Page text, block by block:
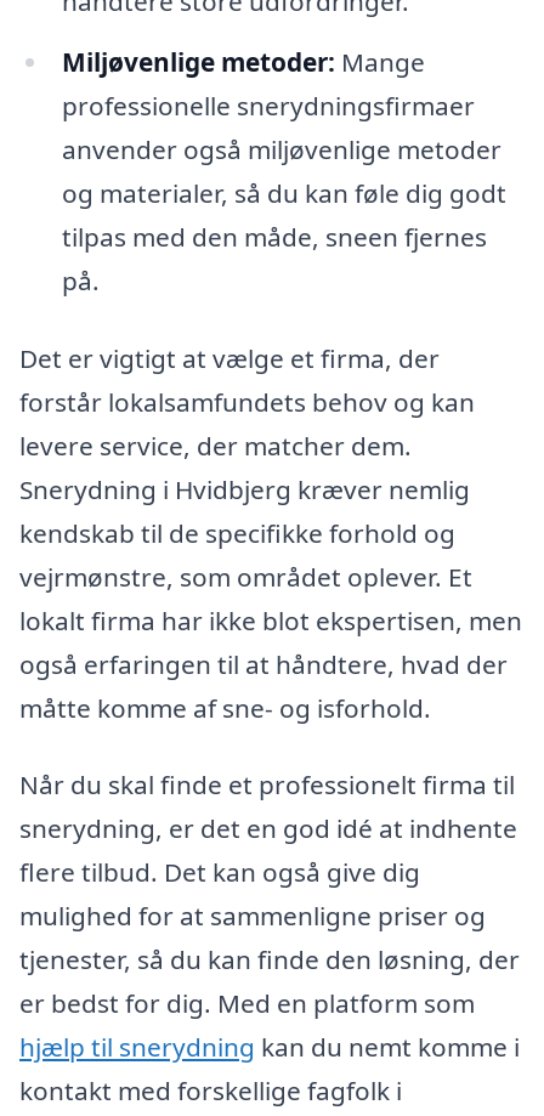
Miljøvenlige metoder: Mange
professionelle snerydningsfirmaer
anvender også miljøvenlige metoder
og materialer, så du kan føle dig godt
tilpas med den måde, sneen fjernes
på.
Det er vigtigt at vælge et firma, der
forstår lokalsamfundets behov og kan
levere service, der matcher dem.
Snerydning i Hvidbjerg kræver nemlig
kendskab til de specifikke forhold og
vejrmønstre, som området oplever. Et
lokalt firma har ikke blot ekspertisen, men
også erfaringen til at håndtere, hvad der
måtte komme af sne- og isforhold.
Når du skal finde et professionelt firma til
snerydning, er det en god idé at indhente
flere tilbud. Det kan også give dig
mulighed for at sammenligne priser og
tjenester, så du kan finde den løsning, der
er bedst for dig. Med en platform som
hjælp til snerydning kan du nemt komme i
kontakt med forskellige fagfolk i